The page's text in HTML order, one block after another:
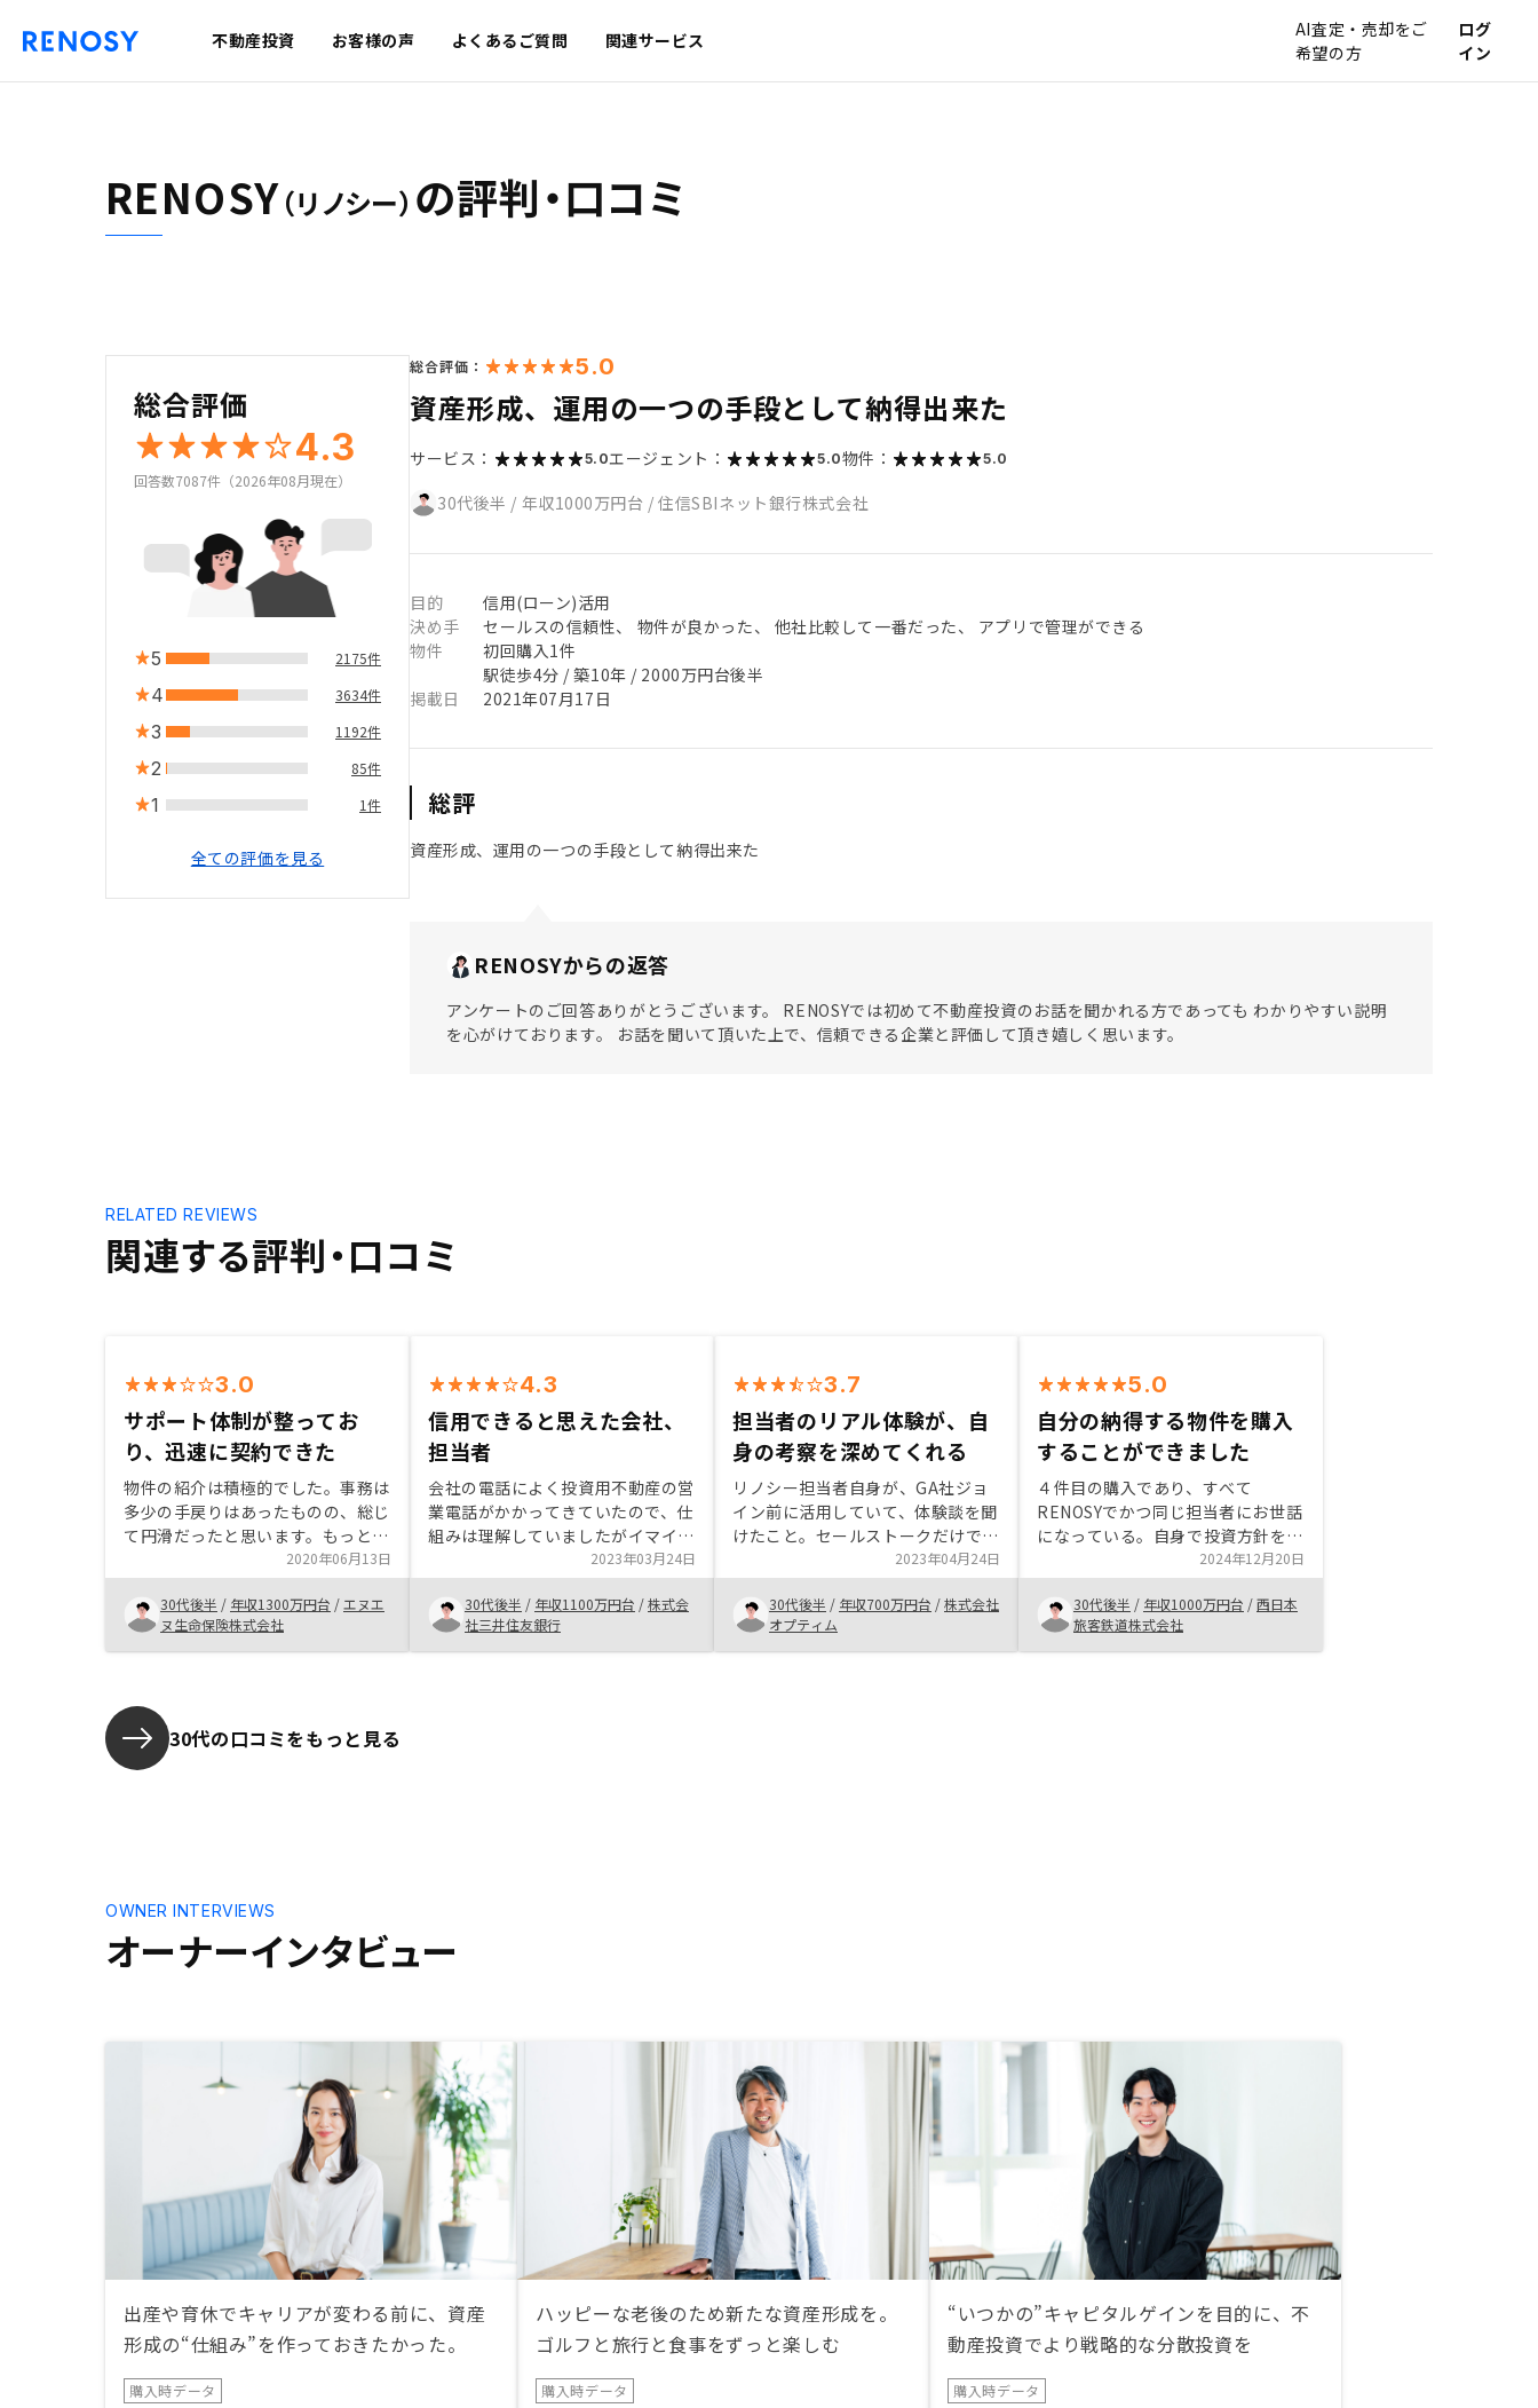
不動産投資 お客様の声 よくあるご質問 関連サービス
AI査定・売却をご
希望の方
ログ
イン
RENOSY（リノシー） の評判・口コミ
総合評価
4.3
回答数7087件（2026年08月現在）
5 2175件
4 3634件
3 1192件
2 85件
1 1件
全ての評価を見る
総合評価： 5.0
資産形成、運用の一つの手段として納得出来た
サービス： 5.0エージェント： 5.0物件： 5.0
30代後半 / 年収1000万円台 /住信SBIネット銀行株式会社
目的
信用(ローン)活用
決め手
セールスの信頼性、 物件が良かった、 他社比較して一番だった、 アプリで管理ができる
物件
初回購入1件
駅徒歩4分 / 築10年 / 2000万円台後半
掲載日
2021年07月17日
総評
資産形成、運用の一つの手段として納得出来た
RENOSYからの返答
アンケートのご回答ありがとうございます。 RENOSYでは初めて不動産投資のお話を聞かれる方であっても わかりやすい説明
を心がけております。 お話を聞いて頂いた上で、信頼できる企業と評価して頂き嬉しく思います。
関連する評判・口コミ
RELATED REVIEWS
3.0
サポート体制が整ってお
り、迅速に契約できた
物件の紹介は積極的でした。事務は
多少の手戻りはあったものの、総じ
て円滑だったと思います。もっとお
客様の資産の状況など、顧客プロフ
ァイリングを強化しれば、より良い
サービスが提供出来るものと思いま
す。
2020年06月13日
30代後半 / 年収1300万円台 /エヌエ
ヌ生命保険株式会社
4.3
信用できると思えた会社、
担当者
会社の電話によく投資用不動産の営
業電話がかかってきていたので、仕
組みは理解していましたがイマイチ
信用できると思える会社がありませ
んでした。リノシーの担当者は何人
かとお会いしましたがみなしっかり
していて、親身になってくれて信用
できる担当者と思えました。また会
2023年03月24日
30代後半 / 年収1100万円台 /株式会
社三井住友銀行
3.7
担当者のリアル体験が、自
身の考察を深めてくれる
リノシー担当者自身が、GA社ジョ
イン前に活用していて、体験談を聞
けたこと。セールストークだけでは
なく、担当者自身の意思決定根拠
や、目的を聞けたことがリアリティ
が合ってよかった。基本的に気にな
った点に対する質問は客観的な視点
でクリアに返ってきて、自身で考察
2023年04月24日
30代後半 / 年収700万円台 /株式会社
オプティム
5.0
自分の納得する物件を購入
することができました
４件目の購入であり、すべて
RENOSYでかつ同じ担当者にお世話
になっている。自身で投資方針を考
えるものの、自信が持てないことも
あり相談できること、その考え方を
理解して物件を探し勧めてくれるこ
とが、忙しくなかなか時間を確保で
きない自分にとってはとても有用だ
2024年12月20日
30代後半 / 年収1000万円台 /西日本
旅客鉄道株式会社
30代の口コミをもっと見る
オーナーインタビュー
OWNER INTERVIEWS
出産や育休でキャリアが変わる前に、資産
形成の“仕組み”を作っておきたかった。
購入時データ
ハッピーな老後のため新たな資産形成を。
ゴルフと旅行と食事をずっと楽しむ
購入時データ
“いつかの”キャピタルゲインを目的に、不
動産投資でより戦略的な分散投資を
購入時データ